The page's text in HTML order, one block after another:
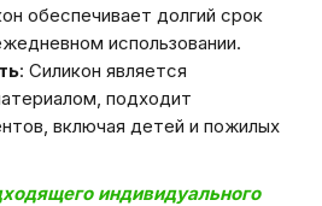
обеспечивает долгий срок
использовании.
: Силикон является
подходит
включая детей и пожилых
индивидуального